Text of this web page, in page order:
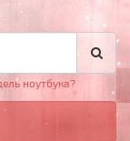
ноутбука?